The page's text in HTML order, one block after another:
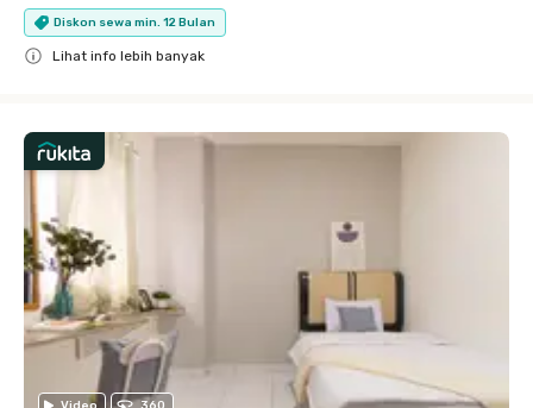
Diskon sewa min. 12 Bulan
Lihat info lebih banyak